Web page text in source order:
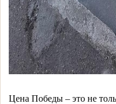
Цена Победы – это не